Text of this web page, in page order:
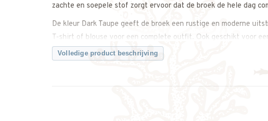
zachte en soepele stof zorgt ervoor dat de broek de hele dag
De kleur Dark Taupe geeft de broek een rustige en moderne
T-shirt of blouse voor een complete outfit. Ook geschikt voor
familiediner.
Twijfel je over de maat? Neem gerust contact met ons op. We
Volledige product beschrijving